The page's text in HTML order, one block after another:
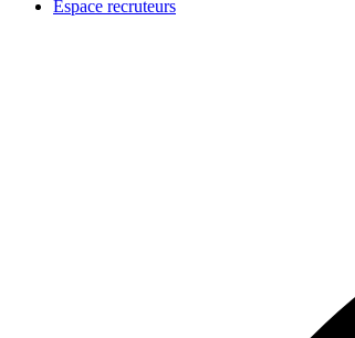
Espace recruteurs